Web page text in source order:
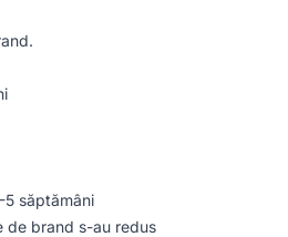
săptămâni
de brand s-au redus